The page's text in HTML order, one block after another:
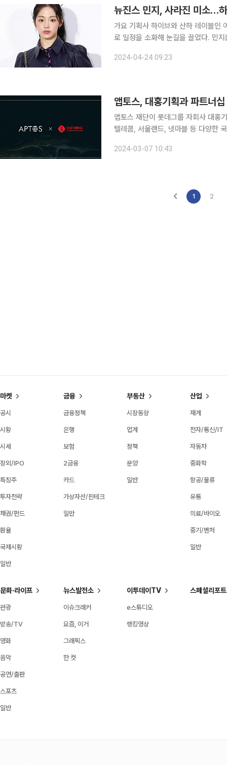
뉴진스 민지, 사라진 미소…
가요 기획사 하이브와 산하 레이블인
로 일정을 소화해 눈길을 끌었다. 민지는 23일 서울 성동구 모처에서 열린 한 패션브랜드 행사에 참
손 인사 포즈를 취하며 카메라 앞에
2024-04-24 09:23
앱토스, 대홍기획과 파트너
앱토스 재단이 롯데그룹 자회사 대홍기획과
텔레콤, 서울랜드, 넷마블 등 다양한
스는 이번 파트너십으로 대홍기획과
2024-03-07 10:43
1 2
마켓
공시
시황
시세
장외/IPO
특징주
투자전략
채권/펀드
환율
국제시황
일반
금융
금융정책
은행
보험
2금융
카드
가상자산/핀테크
일반
부동산
시장동향
업계
정책
분양
일반
산업
재계
전자/통신/IT
자동차
중화학
항공/물류
유통
의료/바이오
중기/벤처
일반
문화·라이프
관광
방송/TV
영화
음악
공연/출판
스포츠
일반
뉴스발전소
이슈크래커
요즘, 이거
그래픽스
한 컷
이투데이TV
e스튜디오
랭킹영상
스페셜리포트